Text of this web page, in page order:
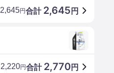
合計 2,645 円
2,645円
合計 2,770円
2,220円